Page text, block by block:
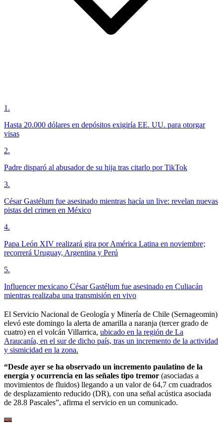
1 .
Hasta 20.000 dólares en depósitos exigiría EE. UU. para otorgar
visas
2.
Padre disparó al abusador de su hija tras citarlo por TikTok
3.
César Gastélum fue asesinado mientras hacía un live: revelan nuevas
pistas del crimen en México
4.
Papa León XIV realizará gira por América Latina en noviembre;
recorrerá Uruguay, Argentina y Perú
5.
Influencer mexicano César Gastélum fue asesinado en Culiacán
mientras realizaba una transmisión en vivo
El Servicio Nacional de Geología y Minería de Chile (Sernageomin)
elevó este domingo la alerta de amarilla a naranja (tercer grado de
cuatro) en el volcán Villarrica, ubicado en la región de La
Araucanía, en el sur de dicho país, tras un incremento de la actividad
y sismicidad en la zona.
“Desde ayer se ha observado un incremento paulatino de la
energía y ocurrencia en las señales tipo tremor (asociadas a
movimientos de fluidos) llegando a un valor de 64,7 cm cuadrados
de desplazamiento reducido (DR), con una señal acústica asociada
de 28.8 Pascales”, afirma el servicio en un comunicado.